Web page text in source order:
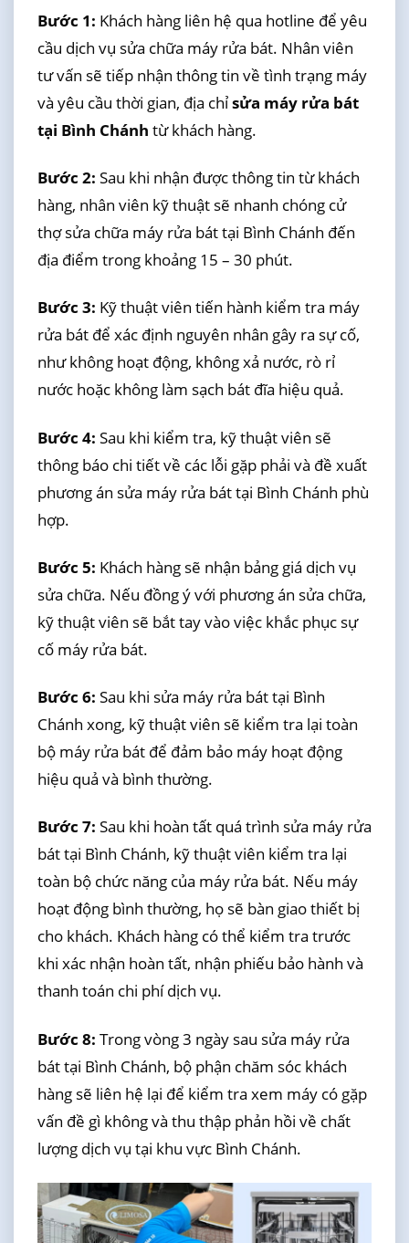
Bước 1: Khách hàng liên hệ qua hotline để yêu
cầu dịch vụ sửa chữa máy rửa bát. Nhân viên
tư vấn sẽ tiếp nhận thông tin về tình trạng máy
và yêu cầu thời gian, địa chỉsửa máy rửa bát
tại Bình Chánh từ khách hàng.
Bước 2: Sau khi nhận được thông tin từ khách
hàng, nhân viên kỹ thuật sẽ nhanh chóng cử
thợ sửa chữa máy rửa bát tại Bình Chánh đến
địa điểm trong khoảng 15 – 30 phút.
Bước 3: Kỹ thuật viên tiến hành kiểm tra máy
rửa bát để xác định nguyên nhân gây ra sự cố,
như không hoạt động, không xả nước, rò rỉ
nước hoặc không làm sạch bát đĩa hiệu quả.
Bước 4: Sau khi kiểm tra, kỹ thuật viên sẽ
thông báo chi tiết về các lỗi gặp phải và đề xuất
phương án sửa máy rửa bát tại Bình Chánh phù
hợp.
Bước 5: Khách hàng sẽ nhận bảng giá dịch vụ
sửa chữa. Nếu đồng ý với phương án sửa chữa,
kỹ thuật viên sẽ bắt tay vào việc khắc phục sự
cố máy rửa bát.
Bước 6: Sau khi sửa máy rửa bát tại Bình
Chánh xong, kỹ thuật viên sẽ kiểm tra lại toàn
bộ máy rửa bát để đảm bảo máy hoạt động
hiệu quả và bình thường.
Bước 7: Sau khi hoàn tất quá trình sửa máy rửa
bát tại Bình Chánh, kỹ thuật viên kiểm tra lại
toàn bộ chức năng của máy rửa bát. Nếu máy
hoạt động bình thường, họ sẽ bàn giao thiết bị
cho khách. Khách hàng có thể kiểm tra trước
khi xác nhận hoàn tất, nhận phiếu bảo hành và
thanh toán chi phí dịch vụ.
Bước 8: Trong vòng 3 ngày sau sửa máy rửa
bát tại Bình Chánh, bộ phận chăm sóc khách
hàng sẽ liên hệ lại để kiểm tra xem máy có gặp
vấn đề gì không và thu thập phản hồi về chất
lượng dịch vụ tại khu vực Bình Chánh.